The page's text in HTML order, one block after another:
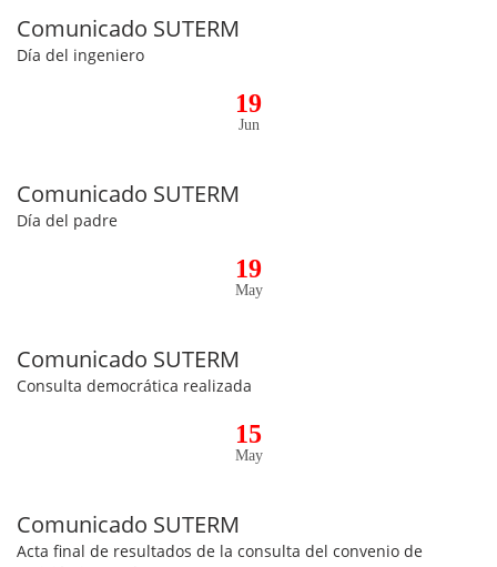
Comunicado SUTERM
Día del ingeniero
19
Jun
Comunicado SUTERM
Día del padre
19
May
Comunicado SUTERM
Consulta democrática realizada
15
May
Comunicado SUTERM
Acta final de resultados de la consulta del convenio de